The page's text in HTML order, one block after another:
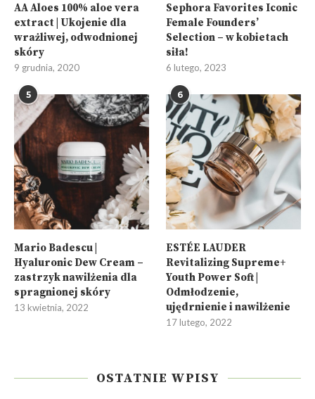
AA Aloes 100% aloe vera
extract | Ukojenie dla
wrażliwej, odwodnionej
skóry
9 grudnia, 2020
Sephora Favorites Iconic
Female Founders’
Selection – w kobietach
siła!
6 lutego, 2023
5
Mario Badescu |
Hyaluronic Dew Cream –
zastrzyk nawilżenia dla
spragnionej skóry
13 kwietnia, 2022
6
ESTÉE LAUDER
Revitalizing Supreme+
Youth Power Soft |
Odmłodzenie,
ujędrnienie i nawilżenie
17 lutego, 2022
OSTATNIE WPISY